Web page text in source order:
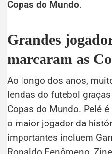
Copas do Mundo.
Grandes
marcaram as
Ao longo dos anos,
lendas do futebol
Copas do Mundo. Pelé
o maior jogador da
importantes incluem